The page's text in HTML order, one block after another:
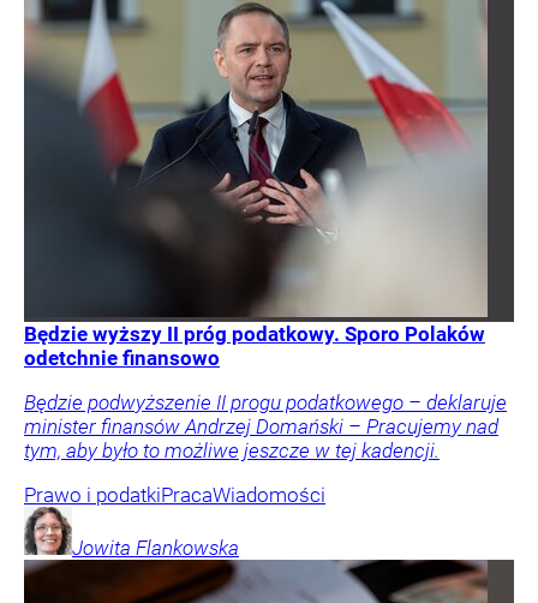
Będzie wyższy II próg podatkowy. Sporo Polaków
odetchnie finansowo
Będzie podwyższenie II progu podatkowego – deklaruje
minister finansów Andrzej Domański – Pracujemy nad
tym, aby było to możliwe jeszcze w tej kadencji.
Prawo i podatkiPracaWiadomości
Jowita Flankowska